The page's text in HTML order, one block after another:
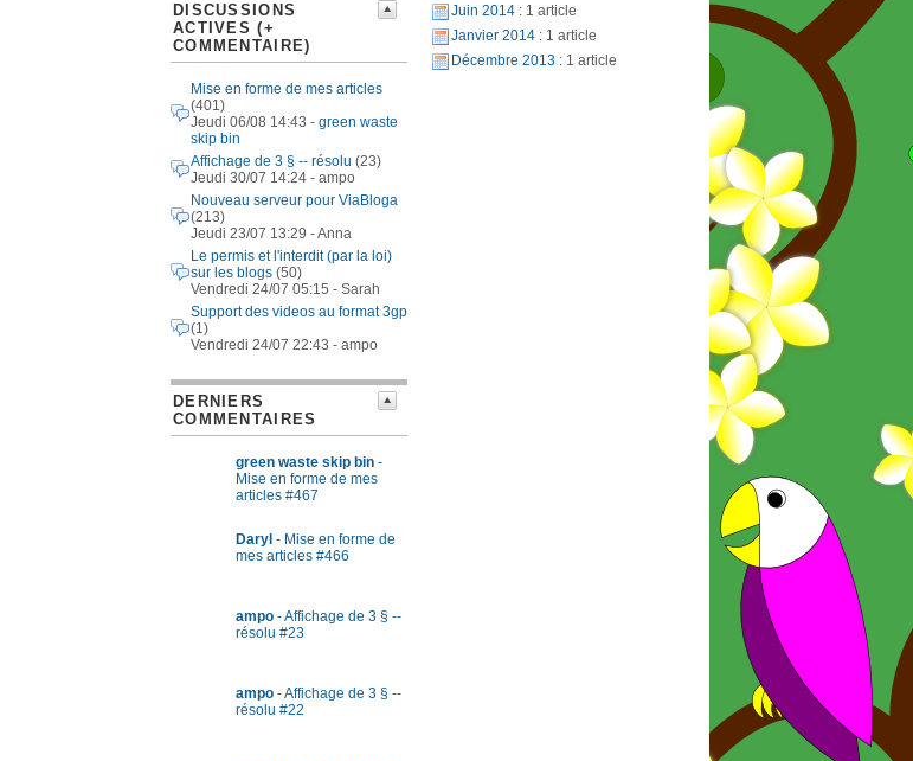
DISCUSSIONS
ACTIVES (+
COMMENTAIRE)
Mise en forme de mes articles
(401)
Jeudi 06/08 14:43 - green waste
skip bin
Affichage de 3 § -- résolu (23)
Jeudi 30/07 14:24 - ampo
Nouveau serveur pour ViaBloga
(213)
Jeudi 23/07 13:29 - Anna
Le permis et l'interdit (par la loi)
sur les blogs (50)
Vendredi 24/07 05:15 - Sarah
Support des videos au format 3gp
(1)
Vendredi 24/07 22:43 - ampo
DERNIERS
COMMENTAIRES
green waste skip bin -
Mise en forme de mes
articles #467
Daryl - Mise en forme de
mes articles #466
ampo - Affichage de 3 § --
résolu #23
ampo - Affichage de 3 § --
résolu #22
Juin 2014 : 1 article
Janvier 2014 : 1 article
Décembre 2013 : 1 article